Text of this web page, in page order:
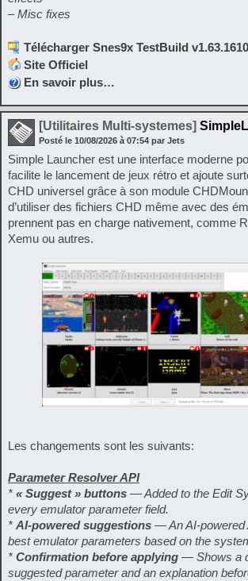
– Misc fixes
Télécharger Snes9x TestBuild
Site Officiel
En savoir plus…
[Utilitaires Multi-systemes]
Posté le 10/08/2026 à 07:54 par Jets
Simple Launcher est une interface moderne
facilite le lancement de jeux rétro et ajoute
CHD universel grâce à son module
d’utiliser des fichiers CHD même avec des
prennent pas en charge nativement, comme
Xemu ou autres.
Les changements sont les suivants:
Parameter Resolver API
* « Suggest » buttons — Added to the Edit
every emulator parameter field.
* AI-powered suggestions — An AI-powered
best emulator parameters based on the
* Confirmation before applying — Shows a
suggested parameter and an explanation